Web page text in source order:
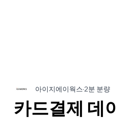
카드결제 데
아이지에이웍스 2분 분량